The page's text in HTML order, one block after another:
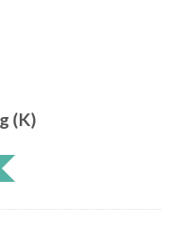
(K)